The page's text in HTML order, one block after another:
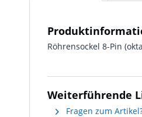
Röhrensockel 8-Pin
Weiterführende
Fragen zum